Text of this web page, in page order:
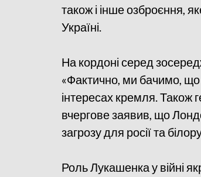
також і інше озброєння,
Україні.
На кордоні серед
«Фактично, ми бачимо, що
інтересах кремля. Також
вчергове заявив, що
загрозу для росії та
Роль Лукашенка у війні